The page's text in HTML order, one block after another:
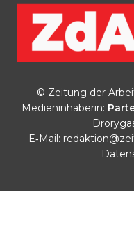
© Zeitung der
Medieninhaberin:
E‑Mail: